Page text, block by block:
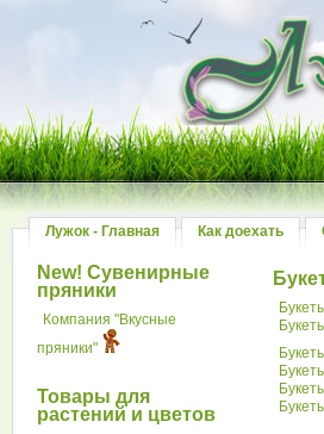
Лужок - Главная Как доехать
New! Сувенирные
пряники
Компания "Вкусные
пряники"
Товары для
растений и цветов